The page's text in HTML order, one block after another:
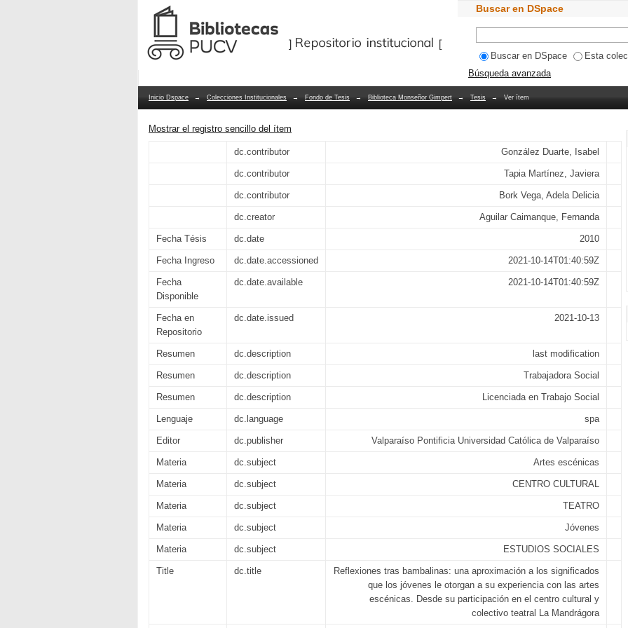
Reflexiones tras bambalinas: una aproximación a los
le otorgan a su experiencia con las artes escénicas. Desde
centro cultural y colectivo teatral La Mandrágora
Repositorio Dspace/Manakin Buscar en DSpace
Buscar en DSpace
Esta
Búsqueda avanzada
Inicio Dspace → Colecciones Institucionales → Fondo de Tesis → Biblioteca Monseñor Gimpert → Tesis → Ver ítem
Mostrar el registro sencillo del ítem
dc.contributor González Duarte, Isabel
dc.contributor Tapia Martínez, Javiera
dc.contributor Bork Vega, Adela Delicia
dc.creator Aguilar Caimanque, Fernanda
Fecha Tésis dc.date 2010
Fecha Ingreso dc.date.accessioned 2021-10-14T01:40:59Z
Fecha
Disponible
dc.date.available 2021-10-14T01:40:59Z
Fecha en
Repositorio
dc.date.issued 2021-10-13
Resumen dc.description last modification
Resumen dc.description Trabajadora Social
Resumen dc.description Licenciada en Trabajo Social
Lenguaje dc.language spa
Editor dc.publisher Valparaíso Pontificia Universidad Católica de Valparaíso
Materia dc.subject Artes escénicas
Materia dc.subject CENTRO CULTURAL
Materia dc.subject TEATRO
Materia dc.subject Jóvenes
Materia dc.subject ESTUDIOS SOCIALES
Title dc.title
Reflexiones tras bambalinas: una aproximación a los significados
que los jóvenes le otorgan a su experiencia con las artes
escénicas. Desde su participación en el centro cultural y
colectivo teatral La Mandrágora